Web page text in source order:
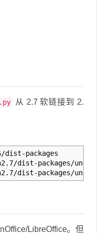
从 2.7 软链接到 2.
packages
dist-packages/uno.
dist-packages/
LibreOffice。但